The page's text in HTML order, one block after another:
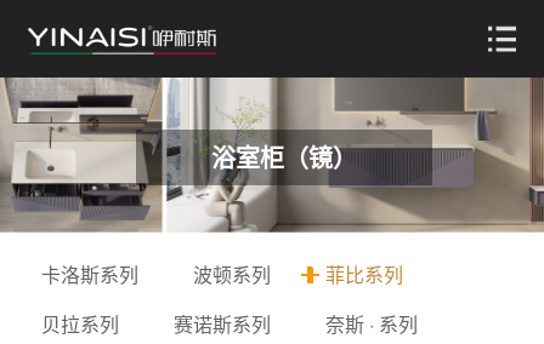
浴室柜（镜）
卡洛斯系列 波顿系列
菲比系列
贝拉系列
赛诺斯系列
奈斯 · 系列